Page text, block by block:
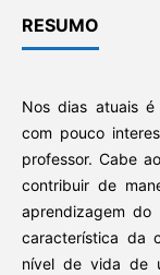
RESUMO
Nos dias atuais é
com pouco
professor. Cabe
contribuir de
aprendizagem
característica da
nível de vida de